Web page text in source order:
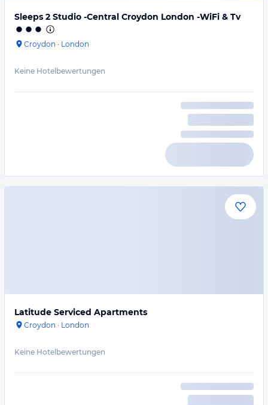
Sleeps 2 Studio -Central Croydon London -WiFi & Tv
Croydon · London
Keine Hotelbewertungen
Latitude Serviced Apartments
Croydon · London
Keine Hotelbewertungen